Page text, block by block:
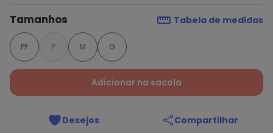
Tamanhos Tabela de medidas
PP P M G
Adicionar na sacola
Desejos Compartilhar